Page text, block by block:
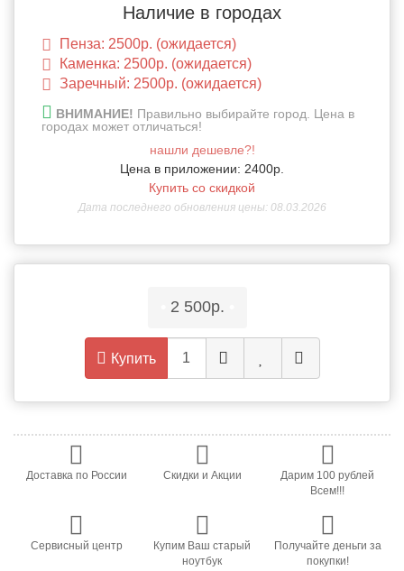
Наличие в городах
Пенза: 2500р. (ожидается)
Каменка: 2500р. (ожидается)
Заречный: 2500р. (ожидается)
ВНИМАНИЕ! Правильно выбирайте город. Цена в
городах может отличаться!
нашли дешевле?!
Цена в приложении: 2400р.
Купить со скидкой
Дата последнего обновления цены: 08.03.2026
2 500р.
Купить
Доставка по России Скидки и Акции
Дарим 100 рублей
Всем!!!
Сервисный центр
Купим Ваш старый
ноутбук
Получайте деньги за
покупки!